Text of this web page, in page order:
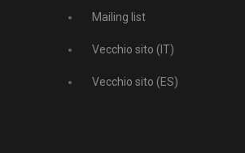
Mailing list
Vecchio sito (IT)
Vecchio sito (ES)